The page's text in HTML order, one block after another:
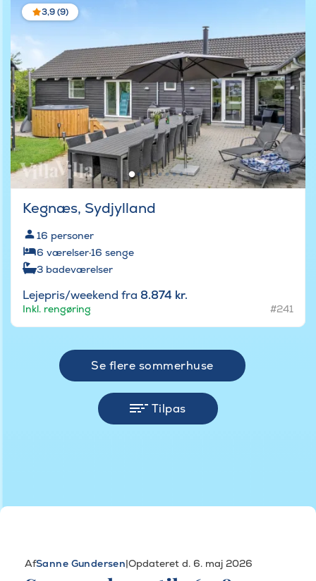
3,9 (9)
Kegnæs, Sydjylland
16 personer
6 værelser·16 senge
3 badeværelser
Lejepris/weekend fra 8.874 kr.
Inkl. rengøring #241
Se flere sommerhuse
Tilpas
AfSanne Gundersen|Opdateret d. 6. maj 2026